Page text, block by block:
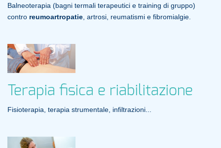
Balneoterapia (bagni termali terapeutici e training di gruppo)
contro reumoartropatie, artrosi, reumatismi e fibromialgie.
Terapia fisica e riabilitazione
Fisioterapia, terapia strumentale, infiltrazioni...